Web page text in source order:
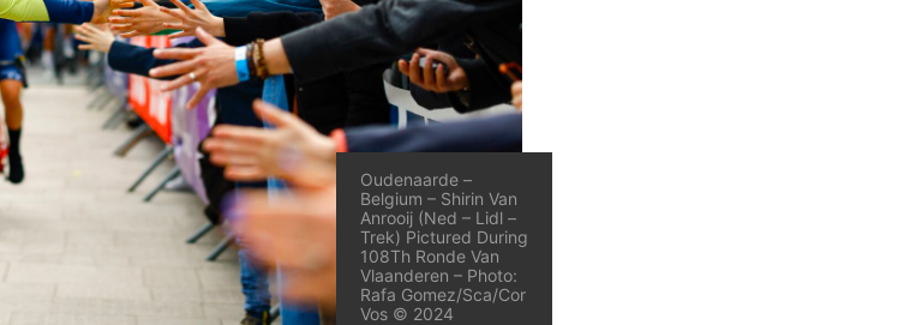
Oudenaarde –
Belgium – Shirin Van
Anrooij (Ned – Lidl –
Trek) Pictured During
108Th Ronde Van
Vlaanderen – Photo:
Rafa Gomez/Sca/Cor
Vos © 2024